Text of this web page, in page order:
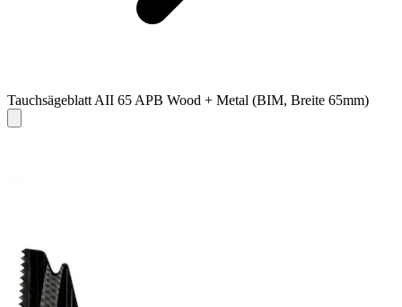
Tauchsägeblatt AII 65 APB Wood + Metal (BIM, Breite 65mm)